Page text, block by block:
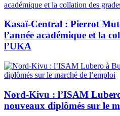
Kasaï-Central : Pierrot
l’année académique et la
l’UKA
Nord-Kivu : l’ISAM
nouveaux diplômés sur le